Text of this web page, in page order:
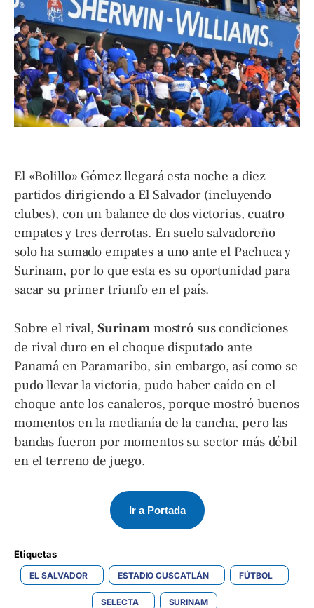
El «Bolillo» Gómez llegará esta noche a diez
partidos dirigiendo a El Salvador (incluyendo
clubes), con un balance de dos victorias, cuatro
empates y tres derrotas. En suelo salvadoreño
solo ha sumado empates a uno ante el Pachuca y
Surinam, por lo que esta es su oportunidad para
sacar su primer triunfo en el país.
Sobre el rival, Surinam mostró sus condiciones
de rival duro en el choque disputado ante
Panamá en Paramaribo, sin embargo, así como se
pudo llevar la victoria, pudo haber caído en el
choque ante los canaleros, porque mostró buenos
momentos en la medianía de la cancha, pero las
bandas fueron por momentos su sector más débil
en el terreno de juego.
Ir a Portada
Etiquetas
EL SALVADOR ESTADIO CUSCATLÁN FÚTBOL
SELECTA SURINAM